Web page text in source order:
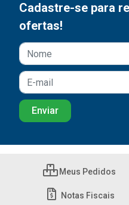
Cadastre-se para
ofertas!
Meus Pedidos
Notas Fiscais